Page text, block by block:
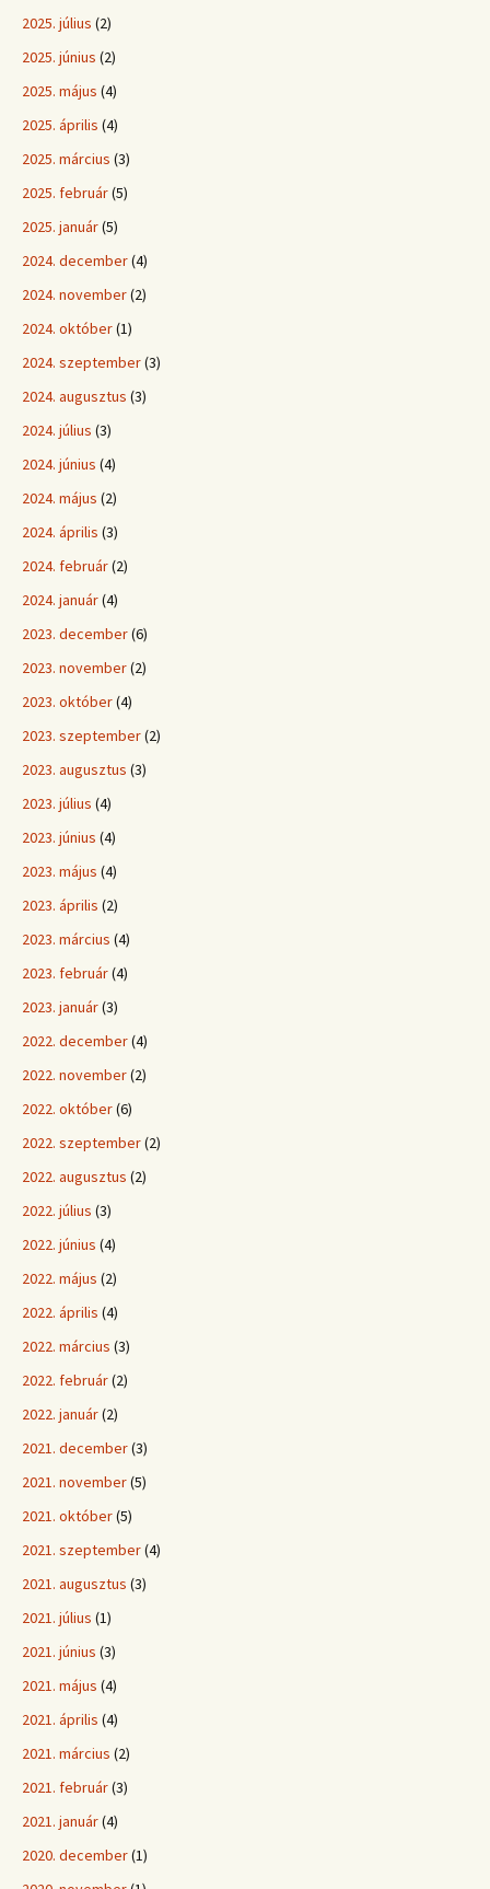
2025. július (2)
2025. június (2)
2025. május (4)
2025. április (4)
2025. március (3)
2025. február(5)
2025. január(5)
2024. december(4)
2024. november(2)
2024. október(1)
2024. szeptember(3)
2024. augusztus (3)
2024. július (3)
2024. június (4)
2024. május (2)
2024. április (3)
2024. február(2)
2024. január(4)
2023. december(6)
2023. november(2)
2023. október(4)
2023. szeptember(2)
2023. augusztus (3)
2023. július (4)
2023. június (4)
2023. május (4)
2023. április (2)
2023. március (4)
2023. február(4)
2023. január(3)
2022. december(4)
2022. november(2)
2022. október(6)
2022. szeptember(2)
2022. augusztus (2)
2022. július (3)
2022. június (4)
2022. május (2)
2022. április (4)
2022. március (3)
2022. február(2)
2022. január(2)
2021. december(3)
2021. november(5)
2021. október(5)
2021. szeptember(4)
2021. augusztus (3)
2021. július (1)
2021. június (3)
2021. május (4)
2021. április (4)
2021. március (2)
2021. február(3)
2021. január(4)
2020. december(1)